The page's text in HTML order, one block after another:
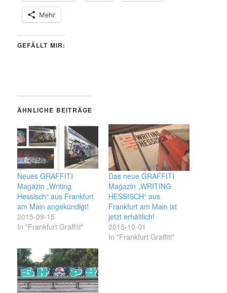
Mehr
GEFÄLLT MIR:
ÄHNLICHE BEITRÄGE
Neues GRAFFITI
Magazin „Writing
Hessisch“ aus Frankfurt
am Main angekündigt!
2015-09-15
In "Frankfurt Graffiti"
Das neue GRAFFITI
Magazin „WRITING
HESSISCH“ aus
Frankfurt am Main ist
jetzt erhältlich!
2015-10-01
In "Frankfurt Graffiti"